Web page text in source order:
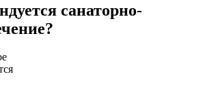
санаторно-